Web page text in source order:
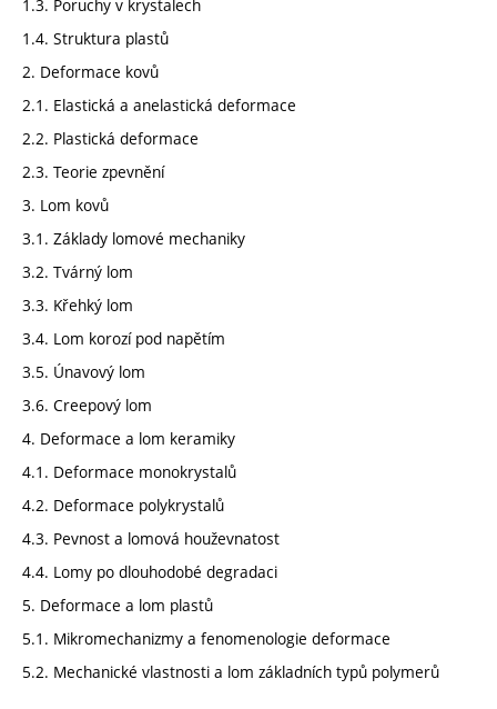
1.3. Poruchy v krystalech
1.4. Struktura plastů
2. Deformace kovů
2.1. Elastická a anelastická deformace
2.2. Plastická deformace
2.3. Teorie zpevnění
3. Lom kovů
3.1. Základy lomové mechaniky
3.2. Tvárný lom
3.3. Křehký lom
3.4. Lom korozí pod napětím
3.5. Únavový lom
3.6. Creepový lom
4. Deformace a lom keramiky
4.1. Deformace monokrystalů
4.2. Deformace polykrystalů
4.3. Pevnost a lomová houževnatost
4.4. Lomy po dlouhodobé degradaci
5. Deformace a lom plastů
5.1. Mikromechanizmy a fenomenologie deformace
5.2. Mechanické vlastnosti a lom základních typů polymerů